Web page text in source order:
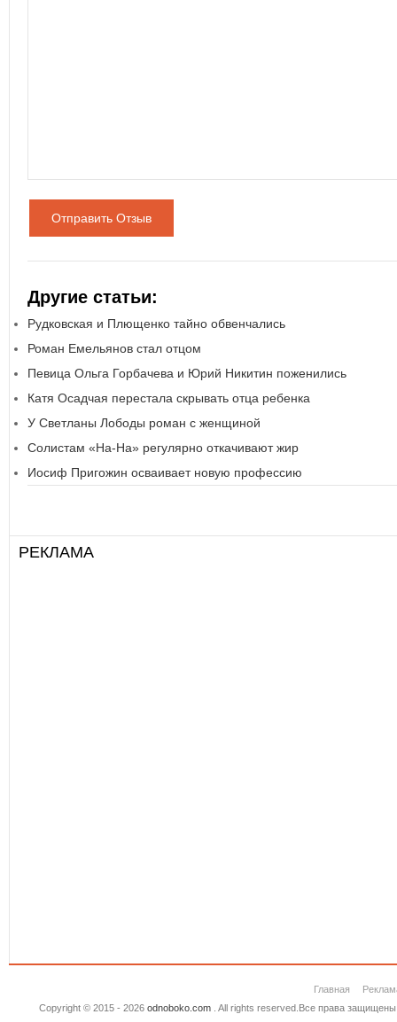
Отправить Отзыв
Другие статьи:
Рудковская и Плющенко тайно обвенчались
Роман Емельянов стал отцом
Певица Ольга Горбачева и Юрий Никитин поженились
Катя Осадчая перестала скрывать отца ребенка
У Светланы Лободы роман с женщиной
Солистам «На-На» регулярно откачивают жир
Иосиф Пригожин осваивает новую профессию
РЕКЛАМА
Главная
Copyright © 2015 - 2026 odnoboko.com. All rights reserved.Все права защищены.